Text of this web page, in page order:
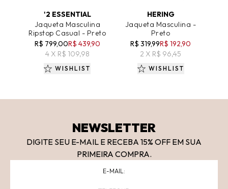
'2 ESSENTIAL
Jaqueta Masculina
Ripstop Casual - Preto
R$ 799,00R$ 439,90
4 X R$ 109,98
WISHLIST
HERING
Jaqueta Masculina -
Preto
R$ 319,99R$ 192,90
2 X R$ 96,45
WISHLIST
NEWSLETTER
DIGITE SEU E-MAIL E RECEBA 15% OFF EM SUA
PRIMEIRA COMPRA.